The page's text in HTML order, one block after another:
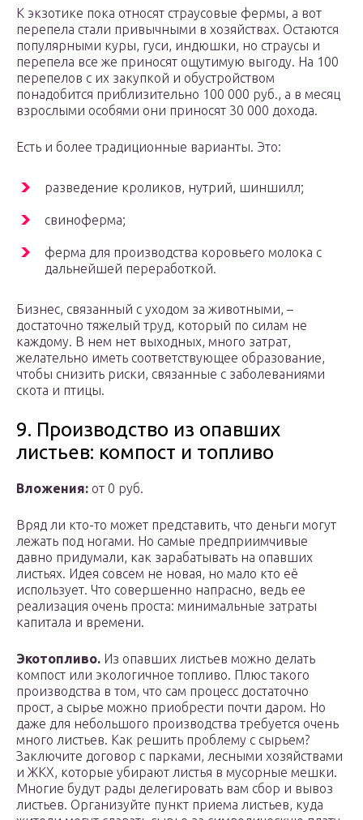
К экзотике пока относят страусовые фермы, а вот
перепела стали привычными в хозяйствах. Остаются
популярными куры, гуси, индюшки, но страусы и
перепела все же приносят ощутимую выгоду. На 100
перепелов с их закупкой и обустройством
понадобится приблизительно 100 000 руб., а в месяц
взрослыми особями они приносят 30 000 дохода.
Есть и более традиционные варианты. Это:
разведение кроликов, нутрий, шиншилл;
свиноферма;
ферма для производства коровьего молока с
дальнейшей переработкой.
Бизнес, связанный с уходом за животными, –
достаточно тяжелый труд, который по силам не
каждому. В нем нет выходных, много затрат,
желательно иметь соответствующее образование,
чтобы снизить риски, связанные с заболеваниями
скота и птицы.
9. Производство из опавших
листьев: компост и топливо
Вложения: от 0 руб.
Вряд ли кто-то может представить, что деньги могут
лежать под ногами. Но самые предприимчивые
давно придумали, как зарабатывать на опавших
листьях. Идея совсем не новая, но мало кто её
использует. Что совершенно напрасно, ведь ее
реализация очень проста: минимальные затраты
капитала и времени.
Экотопливо. Из опавших листьев можно делать
компост или экологичное топливо. Плюс такого
производства в том, что сам процесс достаточно
прост, а сырье можно приобрести почти даром. Но
даже для небольшого производства требуется очень
много листьев. Как решить проблему с сырьем?
Заключите договор с парками, лесными хозяйствами
и ЖКХ, которые убирают листья в мусорные мешки.
Многие будут рады делегировать вам сбор и вывоз
листьев. Организуйте пункт приема листьев, куда